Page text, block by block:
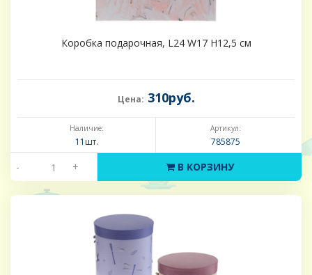
Коробка подарочная, L24 W17 H12,5 см
Цена: 310руб.
Наличие:
11шт.
Артикул:
785875
- + В КОРЗИНУ